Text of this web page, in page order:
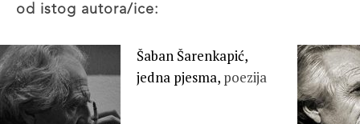
od istog autora/ice:
Šaban Šarenkapić,
jedna pjesma, poezija